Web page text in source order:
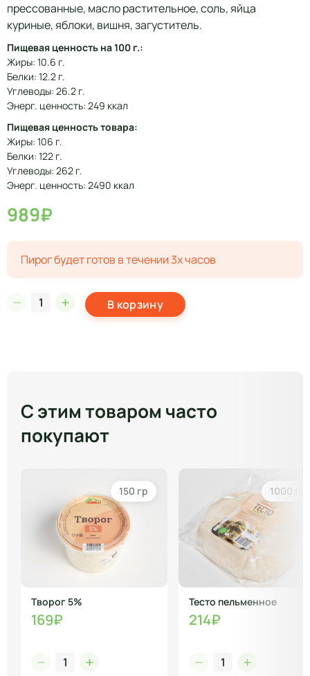
прессованные, масло растительное, соль, яйца
куриные, яблоки, вишня, загуститель.
Пищевая ценность на 100 г.:
Жиры: 10.6 г.
Белки: 12.2 г.
Углеводы: 26.2 г.
Энерг. ценность: 249 ккал
Пищевая ценность товара:
Жиры: 106 г.
Белки: 122 г.
Углеводы: 262 г.
Энерг. ценность: 2490 ккал
989₽
Пирог будет готов в течении 3х часов
В корзину
С этим товаром часто
покупают
150 гр
Творог 5%
169₽
1000 гр
Тесто пельменное
214₽